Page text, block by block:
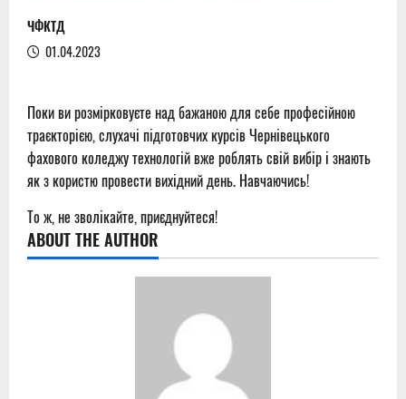
ЧФКТД
01.04.2023
Поки ви розмірковуєте над бажаною для себе професійною
траєкторією, слухачі підготовчих курсів Чернівецького
фахового коледжу технологій вже роблять свій вибір і знають
як з користю провести вихідний день. Навчаючись!
То ж, не зволікайте, приєднуйтеся!
ABOUT THE AUTHOR